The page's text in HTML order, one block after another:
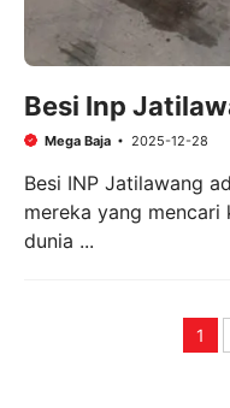
Besi Inp
Mega Baja 2025-12-28
Besi INP Jatilawang
mereka yang mencari
dunia ...
1